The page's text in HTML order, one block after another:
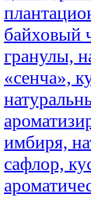
байховый
гранулы,
«сенча»,
имбиря,
сафлор,